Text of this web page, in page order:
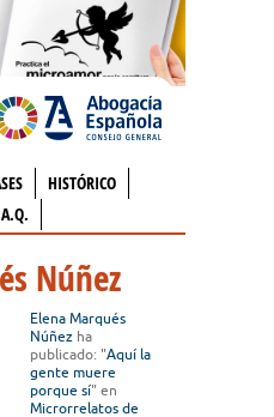
HISTÓRICO
Núñez
Elena Marqués
Núñez ha
publicado: "Aquí la
gente muere
porque sí" en
Microrrelatos de